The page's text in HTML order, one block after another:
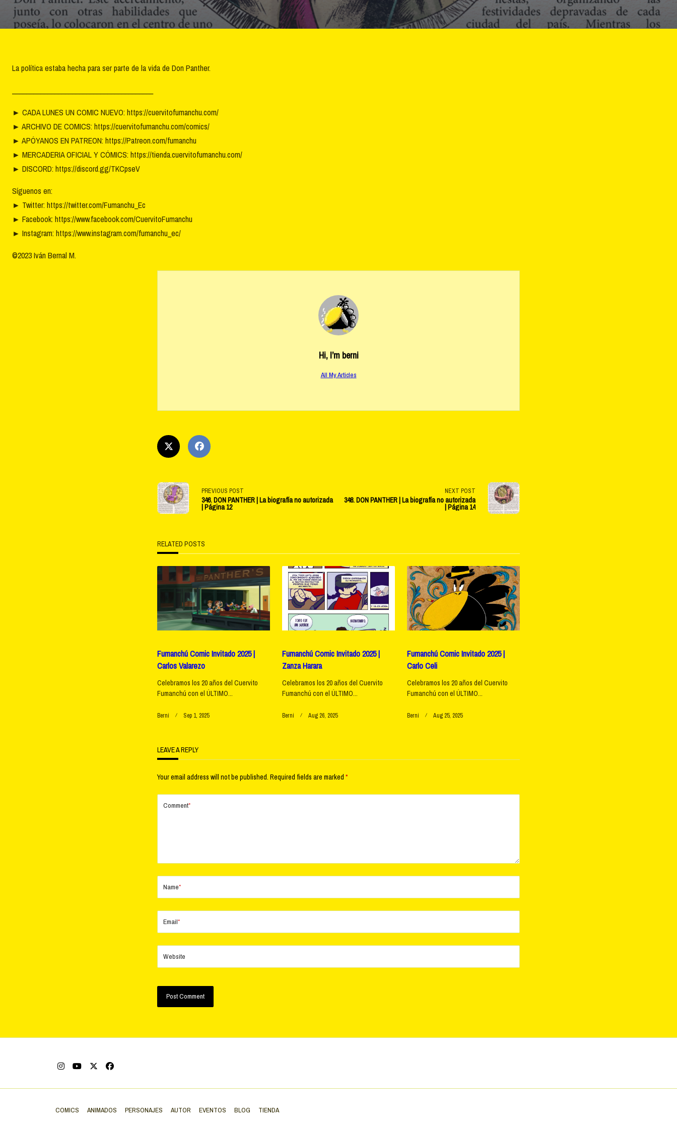
La política estaba hecha para ser parte de la vida de Don Panther.
► CADA LUNES UN COMIC NUEVO: https://cuervitofumanchu.com/
► ARCHIVO DE COMICS: https://cuervitofumanchu.com/comics/
► APÓYANOS EN PATREON: https://Patreon.com/fumanchu
► MERCADERIA OFICIAL Y CÓMICS: https://tienda.cuervitofumanchu.com/
► DISCORD: https://discord.gg/TKCpseV
Síguenos en:
► Twitter: https://twitter.com/Fumanchu_Ec
► Facebook: https://www.facebook.com/CuervitoFumanchu
► Instagram: https://www.instagram.com/fumanchu_ec/
©2023 Iván Bernal M.
Hi, I’m berni
All My Articles
<span
class="nav-
subtitle
screen-
reader-
text">Page</span>
PREVIOUS POST
346. DON PANTHER | La biografía no autorizada
| Página 12
NEXT POST
348. DON PANTHER | La biografía no autorizada
| Página 14
RELATED POSTS
Fumanchú Comic Invitado 2025 |
Carlos Valarezo
Celebramos los 20 años del Cuervito
Fumanchú con el ÚLTIMO...
Berni Sep 1, 2025
Fumanchú Comic Invitado 2025 |
Zanza Harara
Celebramos los 20 años del Cuervito
Fumanchú con el ÚLTIMO...
Berni Aug 26, 2025
Fumanchú Comic Invitado 2025 |
Carlo Celi
Celebramos los 20 años del Cuervito
Fumanchú con el ÚLTIMO...
Berni Aug 25, 2025
LEAVE A REPLY
Your email address will not be published. Required fields are marked *
Comment*
Name*
Email*
Website
COMICS ANIMADOS PERSONAJES AUTOR EVENTOS BLOG TIENDA